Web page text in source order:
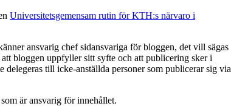
Universitetsgemensam rutin för KTH:s närvaro i
ansvarig chef sidansvariga för bloggen, det vill sägas
bloggen uppfyller sitt syfte och att publicering sker i
till icke-anställda personer som publicerar sig via
är ansvarig för innehållet.